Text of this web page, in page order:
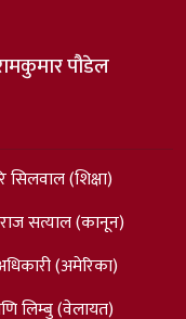
पौडेल
सिलवाल (शिक्षा)
सत्याल (कानून)
(अमेरिका)
लिम्बु (वेलायत)